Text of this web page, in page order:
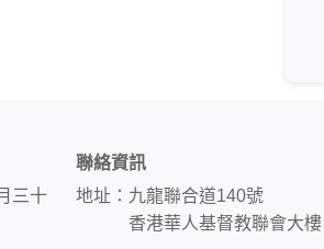
三十
聯絡資訊
地址：九龍聯合道140號
香港華人基督教聯會大樓